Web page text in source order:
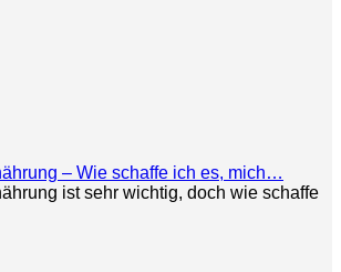
– Wie schaffe ich es, mich…
ist sehr wichtig, doch wie schaffe